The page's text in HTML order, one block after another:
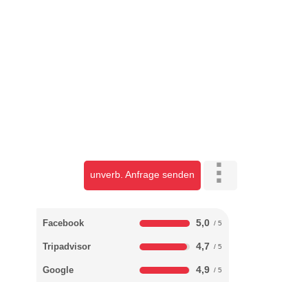
unverb. Anfrage senden
Facebook 5,0
Tripadvisor 4,7
Google 4,9